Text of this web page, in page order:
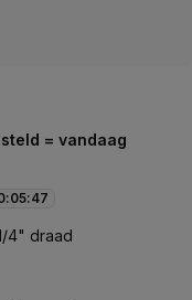
= vandaag
:05:47
4" draad